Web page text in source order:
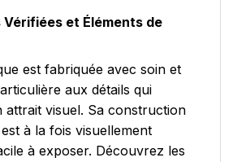
et Éléments de
est fabriquée avec soin et
aux détails qui
attrait visuel. Sa construction
à la fois visuellement
à exposer. Découvrez les